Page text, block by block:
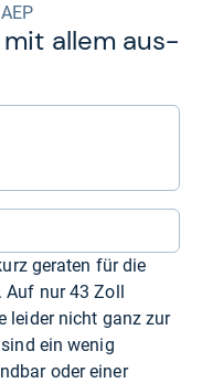
allem aus­
geraten für die
Auf nur 43 Zoll
leider nicht ganz zur
ein wenig
oder einer